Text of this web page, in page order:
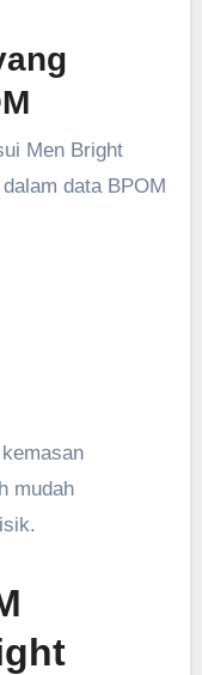
Men Bright
data BPOM
mudah